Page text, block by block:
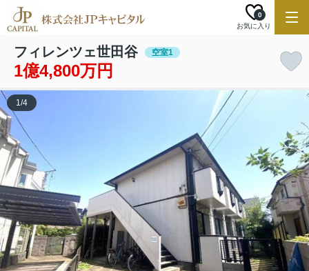
お気に入り
0
フィレンツェ世田谷 空室1
1億4,800万円
1/4